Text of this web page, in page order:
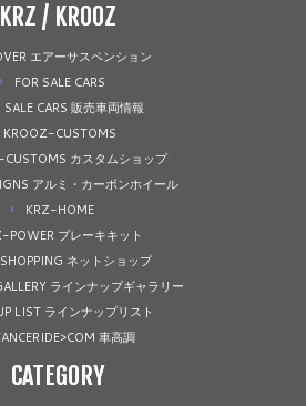
KRZ / KROOZ
エアーサスペンション
FOR SALE CARS
SALE CARS 販売車両情報
KROOZ-CUSTOMS
カスタムショップ
アルミ・カーボンホイール
KRZ-HOME
POWER ブレーキキット
ネットショップ
ラインナップギャラリー
LIST ラインナップリスト
車高調
CATEGORY